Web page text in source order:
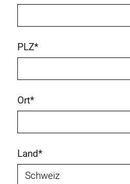
PLZ*
Ort*
Land*